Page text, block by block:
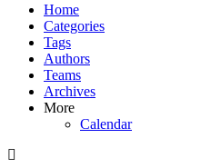
Home
Categories
Tags
Authors
Teams
Archives
More
Calendar